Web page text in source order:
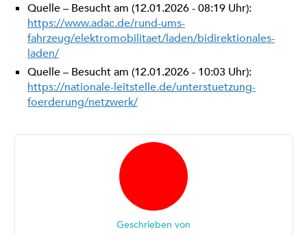
Quelle – Besucht am (12.01.2026 - 08:19 Uhr):
https://www.adac.de/rund-ums-
fahrzeug/elektromobilitaet/laden/bidirektionales-
laden/
Quelle – Besucht am (12.01.2026 - 10:03 Uhr):
https://nationale-leitstelle.de/unterstuetzung-
foerderung/netzwerk/
Geschrieben von